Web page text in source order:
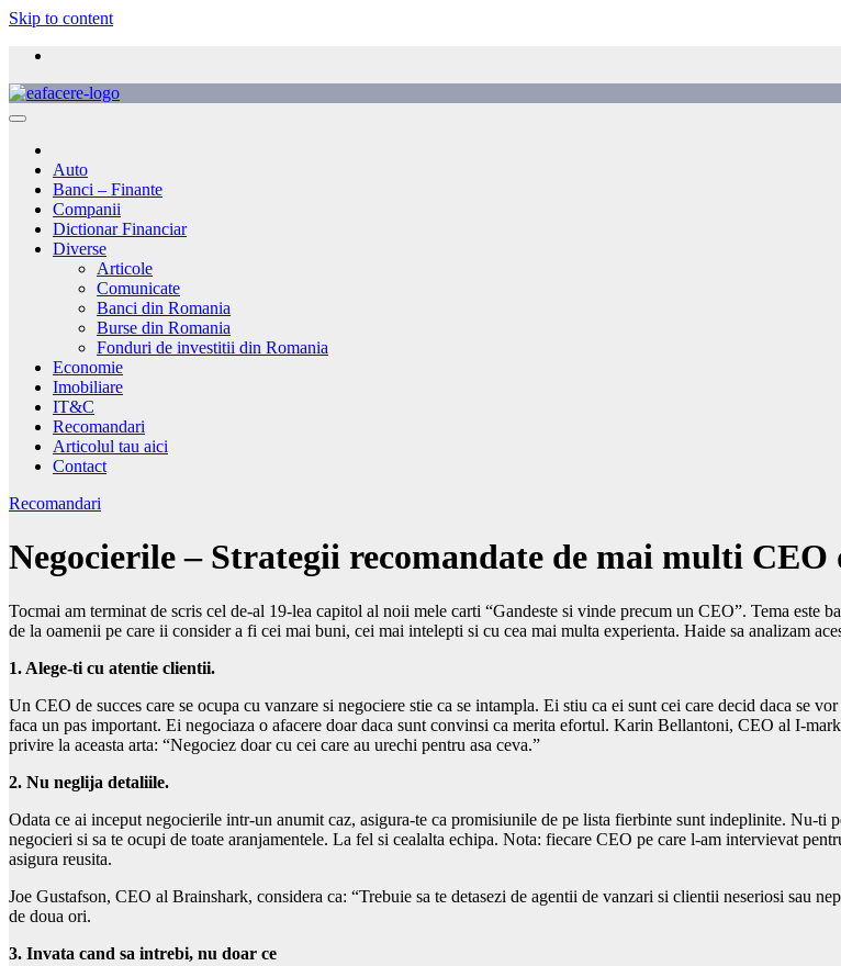
Skip to content
Auto
Banci – Finante
Companii
Dictionar Financiar
Diverse
Articole
Comunicate
Banci din Romania
Burse din Romania
Fonduri de investitii din Romania
Economie
Imobiliare
IT&C
Recomandari
Articolul tau aici
Contact
Recomandari
Negocierile – Strategii recomandate de mai multi CEO
Tocmai am terminat de scris cel de-al 19-lea capitol al noii mele carti “Gandeste si vinde precum un CEO”. Tema este
de la oamenii pe care ii consider a fi cei mai buni, cei mai intelepti si cu cea mai multa experienta. Haide sa analizam
1. Alege-ti cu atentie clientii.
Un CEO de succes care se ocupa cu vanzare si negociere stie ca se intampla. Ei stiu ca ei sunt cei care decid daca se
faca un pas important. Ei negociaza o afacere doar daca sunt convinsi ca merita efortul. Karin Bellantoni, CEO al I-
privire la aceasta arta: “Negociez doar cu cei care au urechi pentru asa ceva.”
2. Nu neglija detaliile.
Odata ce ai inceput negocierile intr-un anumit caz, asigura-te ca promisiunile de pe lista fierbinte sunt indeplinite. Nu-ti
negocieri si sa te ocupi de toate aranjamentele. La fel si cealalta echipa. Nota: fiecare CEO pe care l-am intervievat
asigura reusita.
Joe Gustafson, CEO al Brainshark, considera ca: “Trebuie sa te detasezi de agentii de vanzari si clientii neseriosi sau
de doua ori.
3. Invata cand sa intrebi, nu doar ce